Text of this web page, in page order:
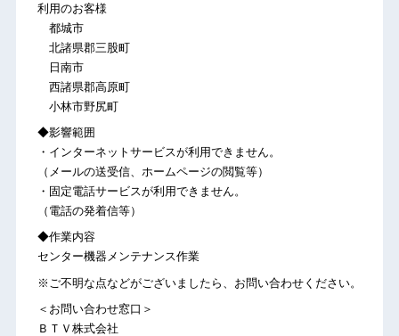
利用のお客様
都城市
北諸県郡三股町
日南市
西諸県郡高原町
小林市野尻町
◆影響範囲
・インターネットサービスが利用できません。
（メールの送受信、ホームページの閲覧等）
・固定電話サービスが利用できません。
（電話の発着信等）
◆作業内容
センター機器メンテナンス作業
※ご不明な点などがございましたら、お問い合わせください。
＜お問い合わせ窓口＞
ＢＴＶ株式会社